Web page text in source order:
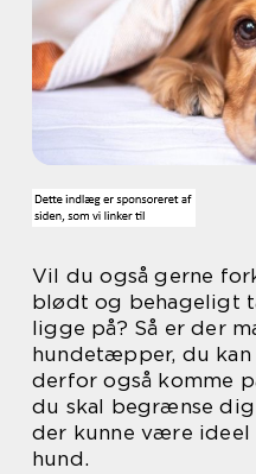
Vil du også gerne
blødt og behageligt
ligge på? Så er der
hundetæpper, du
derfor også komme
du skal begrænse
der kunne være
hund.